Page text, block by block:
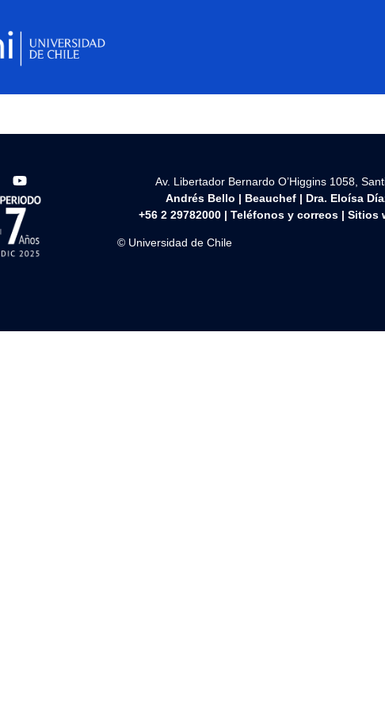
Av. Libertador Bernardo O’Higgins 1058,
Andrés Bello | Beauchef| Dra. Eloísa
+56 2 29782000 | Teléfonos y correos | Sitios
© Universidad de Chile